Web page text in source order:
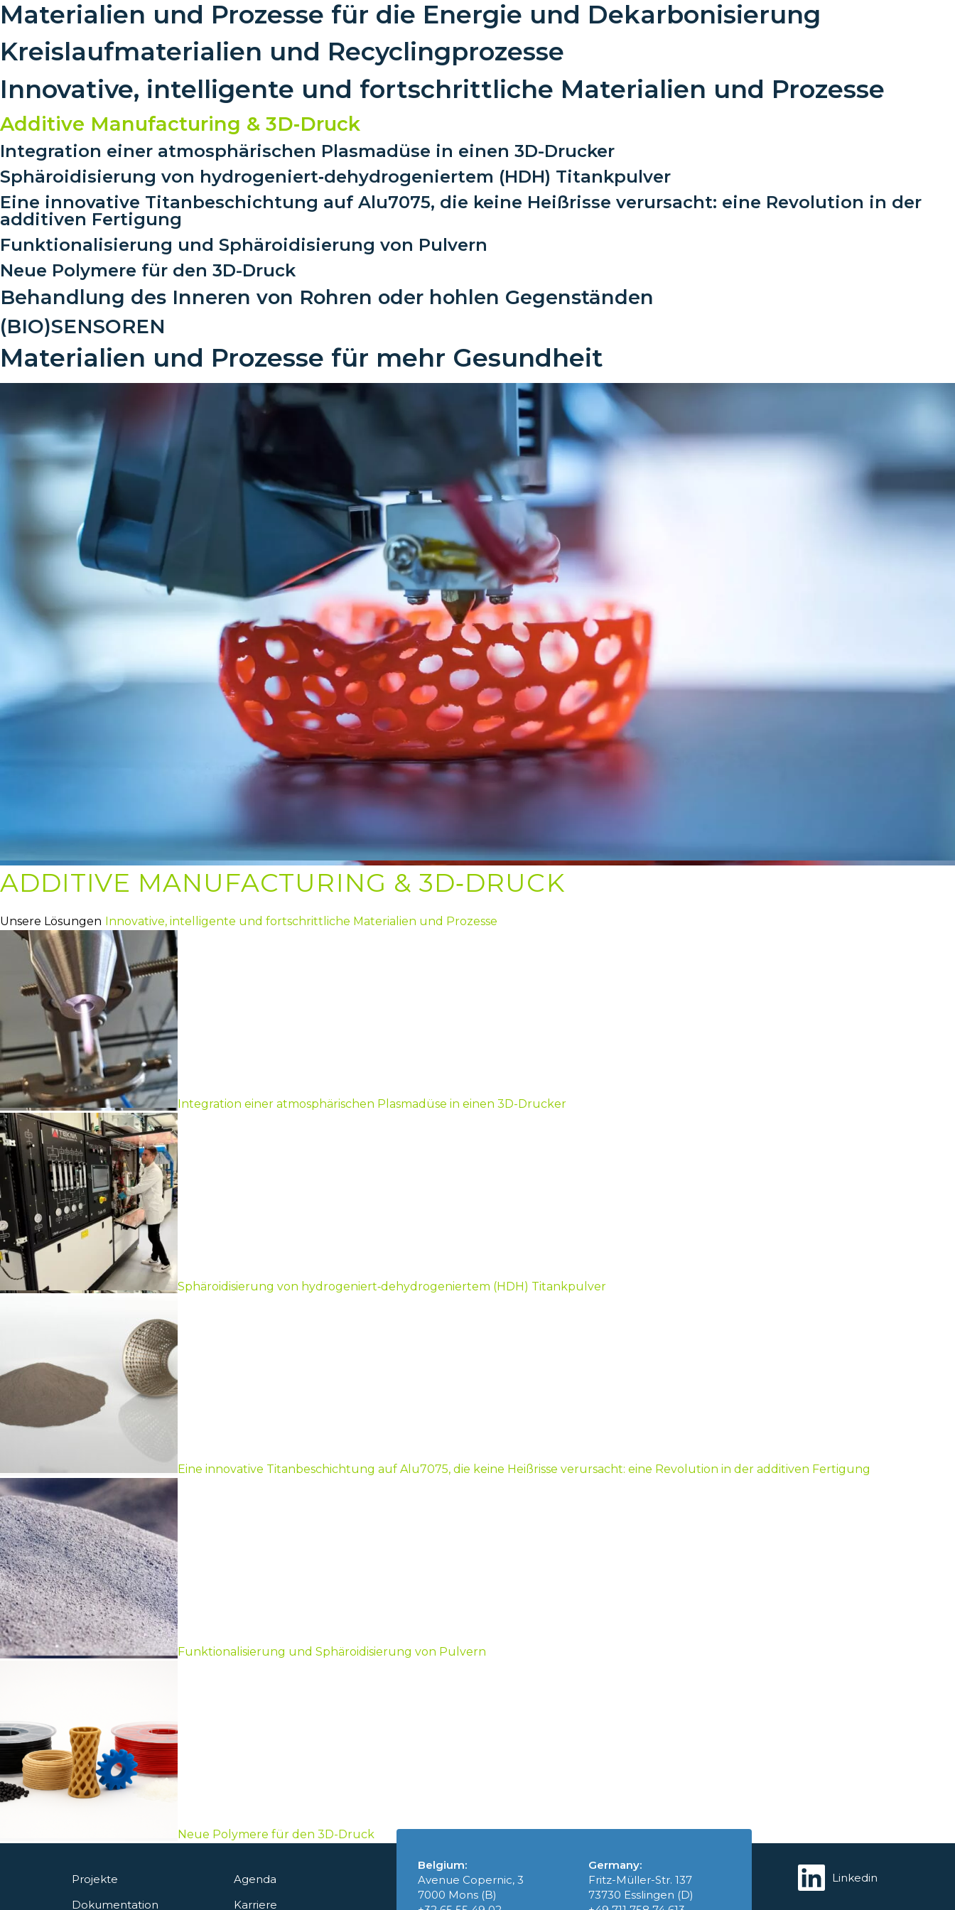
Materialien und Prozesse für die Energie und Dekarbonisierung
Kreislaufmaterialien und Recyclingprozesse
Innovative, intelligente und fortschrittliche Materialien und Prozesse
Additive Manufacturing & 3D‑Druck
Integration einer atmosphärischen Plasmadüse in einen 3D-Drucker
Sphäroidisierung von hydrogeniert‑dehydrogeniertem (HDH) Titankpulver
Eine innovative Titanbeschichtung auf Alu7075, die keine Heißrisse verursacht: eine Revolution in der
additiven Fertigung
Funktionalisierung und Sphäroidisierung von Pulvern
Neue Polymere für den 3D-Druck
Behandlung des Inneren von Rohren oder hohlen Gegenständen
(BIO)SENSOREN
Materialien und Prozesse für mehr Gesundheit
ADDITIVE MANUFACTURING & 3D‑DRUCK
Unsere Lösungen Innovative, intelligente und fortschrittliche Materialien und Prozesse
Integration einer atmosphärischen Plasmadüse in einen 3D-Drucker
Sphäroidisierung von hydrogeniert‑dehydrogeniertem (HDH) Titankpulver
Eine innovative Titanbeschichtung auf Alu7075, die keine Heißrisse verursacht: eine Revolution in der additiven Fertigung
Funktionalisierung und Sphäroidisierung von Pulvern
Neue Polymere für den 3D-Druck
Projekte
Dokumentation
Agenda
Karriere
Belgium:
Avenue Copernic, 3
7000 Mons (B)
Germany:
Fritz-Müller-Str. 137
73730 Esslingen (D)
Linkedin